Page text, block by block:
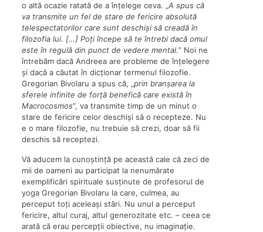
o altă ocazie ratată de a înțelege ceva. „A spus că
va transmite un fel de stare de fericire absolută
telespectatorilor care sunt deschiși să creadă în
filozofia lui. […] Poți începe să te întrebi dacă omul
este în regulă din punct de vedere mental.” Noi ne
întrebăm dacă Andreea are probleme de înțelegere
și dacă a căutat în dicționar termenul filozofie.
Gregorian Bivolaru a spus că, „prin branșarea la
sferele infinite de forță benefică care există în
Macrocosmos”, va transmite timp de un minut o
stare de fericire celor deschiși să o recepteze. Nu
e o mare filozofie, nu trebuie să crezi, doar să fii
deschis să receptezi.
Vă aducem la cunoștință pe această cale că zeci de
mii de oameni au participat la nenumărate
exemplificări spirituale susținute de profesorul de
yoga Gregorian Bivolaru la care, culmea, au
perceput toți aceleași stări. Nu unul a perceput
fericire, altul curaj, altul generozitate etc. – ceea ce
arată că erau percepții obiective, nu imaginație.